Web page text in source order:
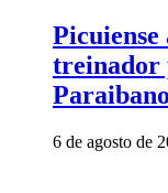
treinador
Paraibano
6 de agosto de